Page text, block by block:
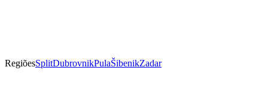
RegiõesSplitDubrovnikPulaŠibenikZadar